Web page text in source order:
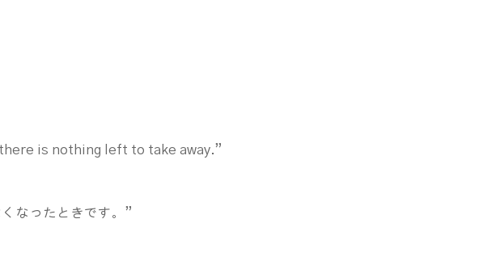
is nothing left to take away.”
なったときです。”